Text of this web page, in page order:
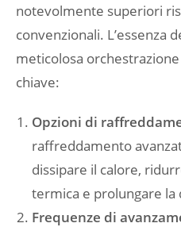
notevolmente superiori
convenzionali. L’essenza
meticolosa
chiave:
Opzioni di
raffreddamento
dissipare il calore,
termica e prolungare la
Frequenze di